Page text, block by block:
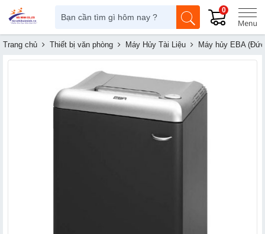
0
Trang chủ Thiết bị văn phòng Máy Hủy Tài Liệu Máy hủy EBA